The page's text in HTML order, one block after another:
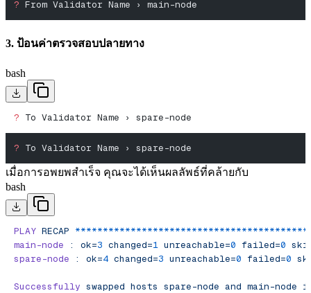
? From Validator Name › main-node
3. ป้อนค่าตรวจสอบปลายทาง
bash
? To Validator Name › spare-node
? To Validator Name › spare-node
เมื่อการอพยพสําเร็จ คุณจะได้เห็นผลลัพธ์ที่คล้ายกับ
bash
PLAY RECAP
main-node : ok=3 changed=1 unreachable=0 failed=0
spare-node : ok=4 changed=3 unreachable=0 failed=0
Successfully swapped hosts spare-node and main-node